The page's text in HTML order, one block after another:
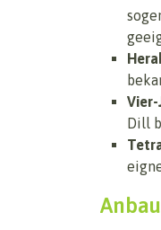
Dill